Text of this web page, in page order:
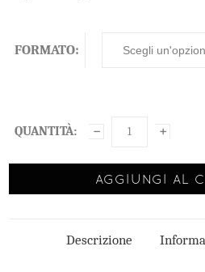
FORMATO:
AGGIUNGI AL
Descrizione